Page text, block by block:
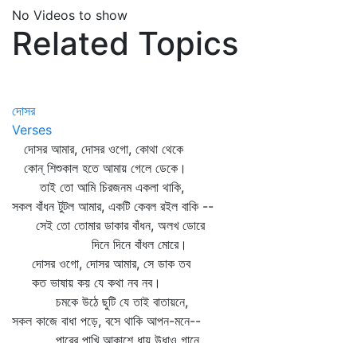
No Videos to show
Related Topics
দোসর
Verses
দোসর আমার, দোসর ওগো, কোথা থেকে
কোন্‌ শিশুকাল হতে আমায় গেলে ডেকে।
তাই তো আমি চিরজনম একলা থাকি,
সকল বাঁধন টুটল আমার, একটি কেবল রইল বাকি --
সেই তো তোমার ডাকার বাঁধন, অলখ ডোরে
দিনে দিনে বাঁধল মোরে।
দোসর ওগো, দোসর আমার, সে ডাক তব
কত ভাষায় কয় যে কথা নব নব।
চমকে উঠে ছুটি যে তাই বাতায়নে,
সকল কাজে বাধা পড়ে, বসে থাকি আপন-মনে--
পারের পাখি আকাশে ধায় উধাও গানে